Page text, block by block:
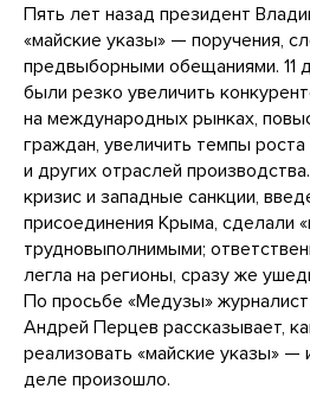
Пять лет назад президент
«майские указы» — поручения,
предвыборными обещаниями. 11
были резко увеличить
на международных рынках,
граждан, увеличить темпы
и других отраслей
кризис и западные санкции,
присоединения Крыма, сделали
трудновыполнимыми;
легла на регионы, сразу же
По просьбе «Медузы»
Андрей Перцев рассказывает,
реализовать «майские указы» —
деле произошло.